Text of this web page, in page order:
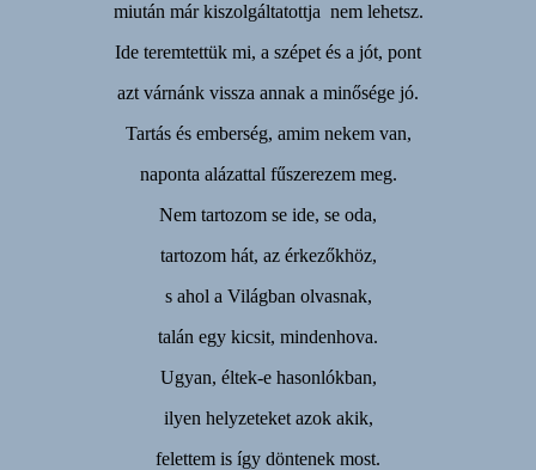
miután már kiszolgáltatottja nem lehetsz.
Ide teremtettük mi, a szépet és a jót, pont
azt várnánk vissza annak a minősége jó.
Tartás és emberség, amim nekem van,
naponta alázattal fűszerezem meg.
Nem tartozom se ide, se oda,
tartozom hát, az érkezőkhöz,
s ahol a Világban olvasnak,
talán egy kicsit, mindenhova.
Ugyan, éltek-e hasonlókban,
ilyen helyzeteket azok akik,
felettem is így döntenek most.